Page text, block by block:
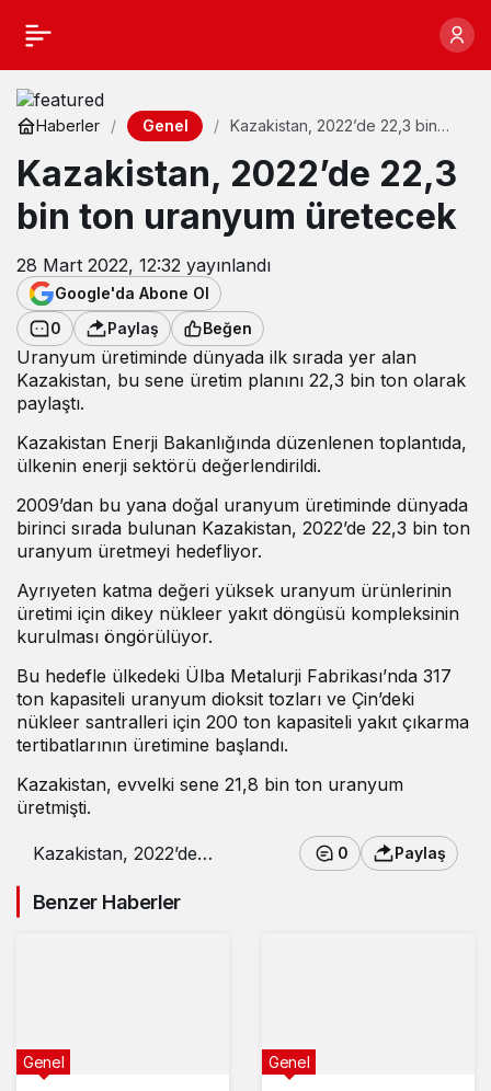
Haberler Genel
Kazakistan, 2022’de 22,3 bin
Kazakistan, 2022’de 22,3
bin ton uranyum üretecek
28 Mart 2022, 12:32 yayınlandı
Google'da Abone Ol
0
Paylaş Beğen
Uranyum üretiminde dünyada ilk sırada yer alan
Kazakistan, bu sene üretim planını 22,3 bin ton olarak
paylaştı.
Kazakistan Enerji Bakanlığında düzenlenen toplantıda,
ülkenin enerji sektörü değerlendirildi.
2009’dan bu yana doğal uranyum üretiminde dünyada
birinci sırada bulunan Kazakistan, 2022’de 22,3 bin ton
uranyum üretmeyi hedefliyor.
Ayrıyeten katma değeri yüksek uranyum ürünlerinin
üretimi için dikey nükleer yakıt döngüsü kompleksinin
kurulması öngörülüyor.
Bu hedefle ülkedeki Ülba Metalurji Fabrikası’nda 317
ton kapasiteli uranyum dioksit tozları ve Çin’deki
nükleer santralleri için 200 ton kapasiteli yakıt çıkarma
tertibatlarının üretimine başlandı.
Kazakistan, evvelki sene 21,8 bin ton uranyum
üretmişti.
Kazakistan, 2022’de
üretecek
0 Paylaş
Benzer Haberler
Genel Genel